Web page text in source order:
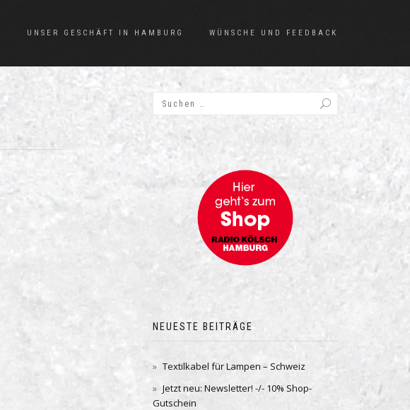
UNSER GESCHÄFT IN HAMBURG WÜNSCHE UND FEEDBACK
NEUESTE BEITRÄGE
Textilkabel für Lampen – Schweiz
Jetzt neu: Newsletter! -/- 10% Shop-
Gutschein